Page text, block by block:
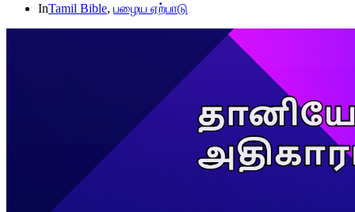
InTamil Bible, பழைய ஏற்பாடு